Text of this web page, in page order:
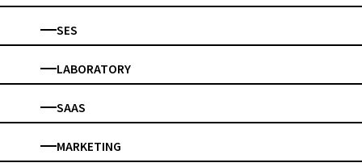
SES
LABORATORY
SAAS
MARKETING